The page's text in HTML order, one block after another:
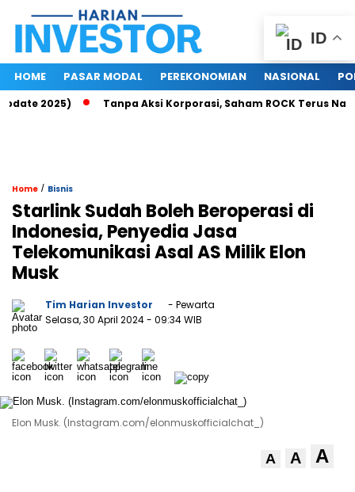
HOME PASAR MODAL PEREKONOMIAN NASIONAL
2025) Tanpa Aksi Korporasi, Saham ROCK Terus Naik,
Home / Bisnis
Starlink Sudah Boleh Beroperasi di
Indonesia, Penyedia Jasa
Telekomunikasi Asal AS Milik Elon
Musk
Tim Harian Investor
- Pewarta
Selasa, 30 April 2024- 09:34 WIB
Elon Musk. (Instagram.com/elonmuskofficialchat_)
A A A
ID